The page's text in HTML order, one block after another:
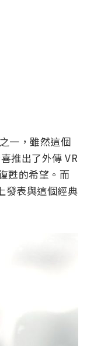
一，雖然這個
推出了外傳 VR
甦的希望。而
發表與這個經典